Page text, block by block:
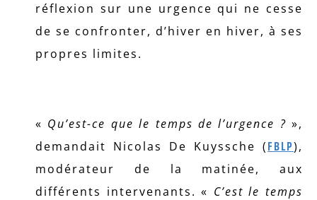
réflexion sur une urgence qui ne cesse
de se confronter, d’hiver en hiver, à ses
propres limites.
« Qu’est-ce que le temps de l’urgence ? »,
demandait Nicolas De Kuyssche (FBLP),
modérateur de la matinée, aux
différents intervenants. « C’est le temps